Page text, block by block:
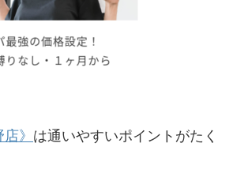
》 は通いやすいポイントがたく